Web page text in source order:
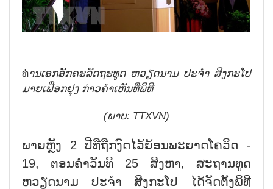
ທ່ານເອກອັກຄະລັດຖະທູດ ຫວຽດນາມ ປະຈຳ ສິງກະໂປ
ມາຍເຟືອກຢຸງ ກ່າວຄຳເຫັນທີ່ພິທີ
(ພາບ: TTXVN)
ພາຍຫຼັງ 2 ປີທີ່ຖືກງົດໄວ້ຍ້ອນພະຍາດໂຄວິດ -
19, ຕອນຄ່ຳວັນທີ 25 ສິງຫາ, ສະຖານທູດ
ຫວຽດນາມ ປະຈຳ ສິງກະໂປ ໄດ້ຈັດຕັ້ງພິທີ